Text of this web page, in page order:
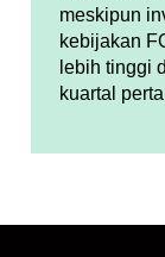
meskipun
kebijakan
lebih tinggi
kuartal